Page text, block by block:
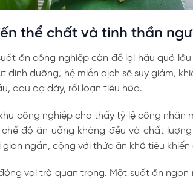
thể chất và tinh thần
ăn công nghiệp còn để lại hậu quả
dinh dưỡng, hệ miễn dịch sẽ suy giảm,
đau dạ dày, rối loạn tiêu hóa.
công nghiệp cho thấy tỷ lệ công nhân
độ ăn uống không đều và chất
ngắn, cộng với thức ăn khó tiêu
vai trò quan trọng. Một suất ăn ngon